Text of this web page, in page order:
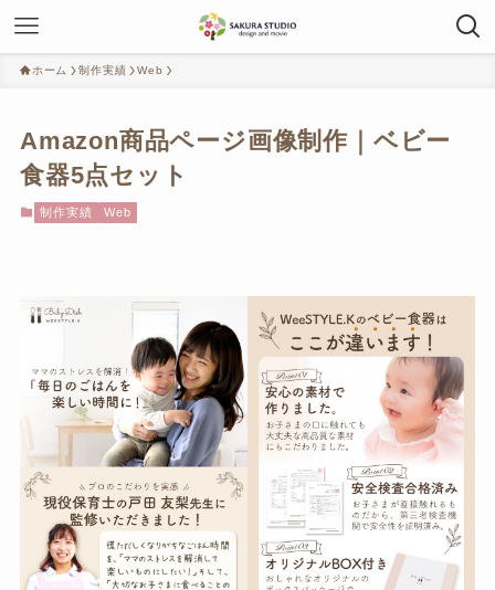
ホーム 制作実績 Web
Amazon商品ページ画像制作｜ベビー
食器5点セット
制作実績 Web